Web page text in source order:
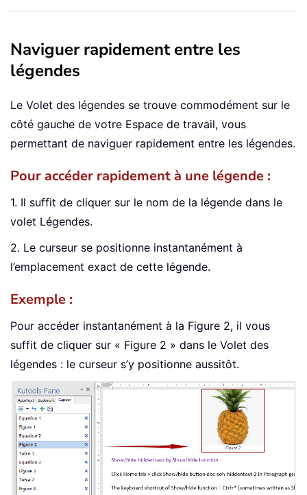
Naviguer rapidement entre les
légendes
Le Volet des légendes se trouve commodément sur le
côté gauche de votre Espace de travail, vous
permettant de naviguer rapidement entre les légendes.
Pour accéder rapidement à une légende :
1. Il suffit de cliquer sur le nom de la légende dans le
volet Légendes.
2. Le curseur se positionne instantanément à
l’emplacement exact de cette légende.
Exemple :
Pour accéder instantanément à la Figure 2, il vous
suffit de cliquer sur « Figure 2 » dans le Volet des
légendes : le curseur s’y positionne aussitôt.